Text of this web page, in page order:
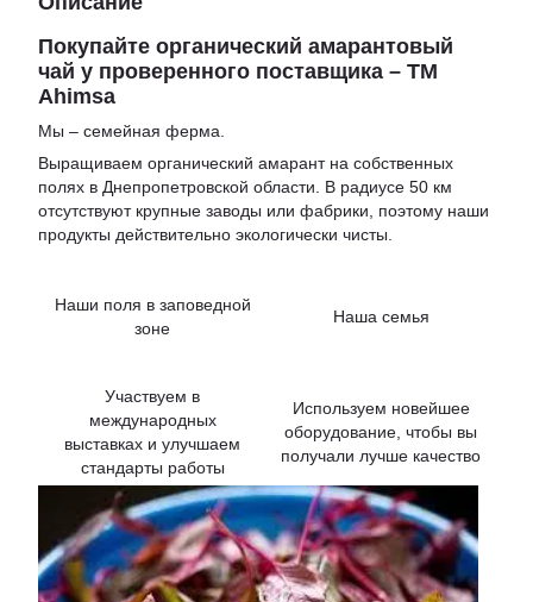
Покупайте органический амарантовый
чай у проверенного поставщика – TM
Ahimsa
Мы – семейная ферма.
Выращиваем органический амарант на собственных
полях в Днепропетровской области. В радиусе 50 км
отсутствуют крупные заводы или фабрики, поэтому наши
продукты действительно экологически чисты.
Наши поля в заповедной
зоне
Наша семья
Участвуем в
международных
выставках и улучшаем
стандарты работы
Используем новейшее
оборудование, чтобы вы
получали лучше качество